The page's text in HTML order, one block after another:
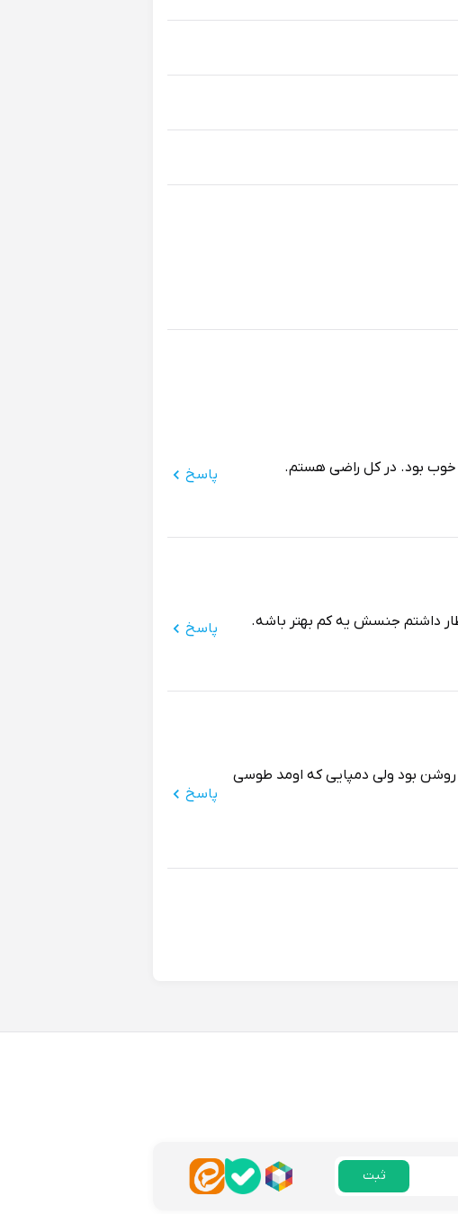
بود. در کل راضی هستم.
پاسخ
داشتم جنسش یه کم بهتر باشه.
پاسخ
بود ولی دمپایی که اومد طوسی
پاسخ
و خوشگله. به همه توصیه میکنم.
ثبت